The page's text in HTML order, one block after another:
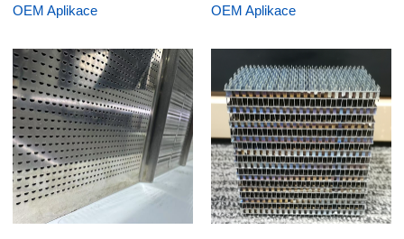
OEM Aplikace
OEM Aplikace